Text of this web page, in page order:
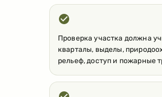
Проверка участка должна
кварталы, выделы,
рельеф, доступ и пожарные